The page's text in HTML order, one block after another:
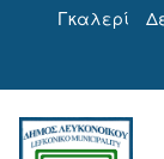
Γκαλερί